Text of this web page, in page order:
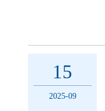
15
2025-09